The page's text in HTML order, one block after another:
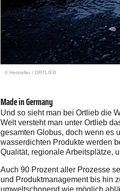
© Hersteller / ORTLIEB
Made in Germany
Und so sieht man bei Ortlieb die
Welt versteht man unter Ortlieb
gesamten Globus, doch wenn es
wasserdichten Produkte werden
Qualität, regionale Arbeitsplätze,
Auch 90 Prozent aller Prozesse
und Produktmanagement bis hin
umweltschonend wie möglich